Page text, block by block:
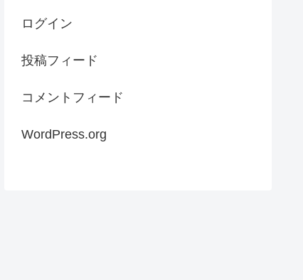
ログイン
投稿フィード
コメントフィード
WordPress.org